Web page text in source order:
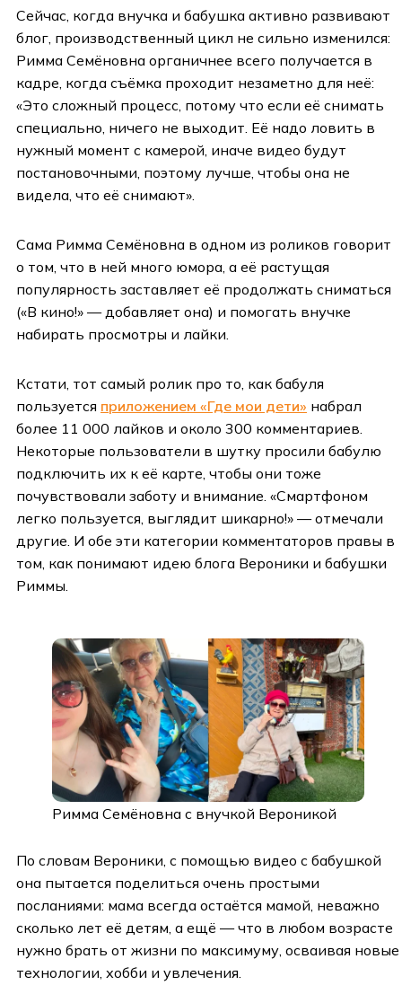
Сейчас, когда внучка и бабушка активно развивают
блог, производственный цикл не сильно изменился:
Римма Семёновна органичнее всего получается в
кадре, когда съёмка проходит незаметно для неё:
«Это сложный процесс, потому что если её снимать
специально, ничего не выходит. Её надо ловить в
нужный момент с камерой, иначе видео будут
постановочными, поэтому лучше, чтобы она не
видела, что её снимают».
Сама Римма Семёновна в одном из роликов говорит
о том, что в ней много юмора, а её растущая
популярность заставляет её продолжать сниматься
(«В кино!» — добавляет она) и помогать внучке
набирать просмотры и лайки.
Кстати, тот самый ролик про то, как бабуля
пользуется приложением «Где мои дети» набрал
более 11 000 лайков и около 300 комментариев.
Некоторые пользователи в шутку просили бабулю
подключить их к её карте, чтобы они тоже
почувствовали заботу и внимание. «Смартфоном
легко пользуется, выглядит шикарно!» — отмечали
другие. И обе эти категории комментаторов правы в
том, как понимают идею блога Вероники и бабушки
Риммы.
Римма Семёновна с внучкой Вероникой
По словам Вероники, с помощью видео с бабушкой
она пытается поделиться очень простыми
посланиями: мама всегда остаётся мамой, неважно
сколько лет её детям, а ещё — что в любом возрасте
нужно брать от жизни по максимуму, осваивая новые
технологии, хобби и увлечения.